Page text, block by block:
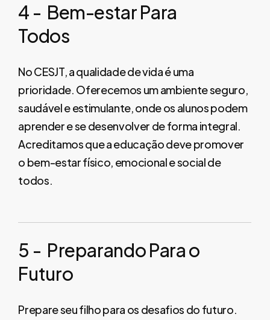
4 - Bem-estarPara
Todos
No CESJT, a qualidade de vida é uma
prioridade. Oferecemos um ambiente seguro,
saudável e estimulante, onde os alunos podem
aprender e se desenvolver de forma integral.
Acreditamos que a educação deve promover
o bem-estar físico, emocional e social de
todos.
5 - PreparandoParao
Futuro
Prepare seu filho para os desafios do futuro.